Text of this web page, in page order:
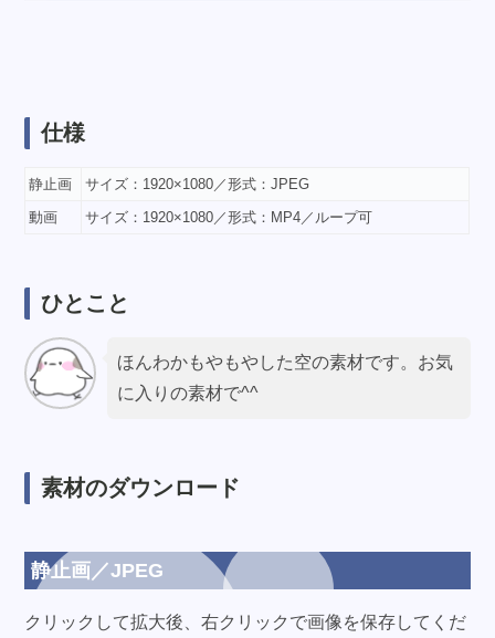
仕様
静止画
サイズ：1920×1080／形式：JPEG
動画
サイズ：1920×1080／形式：MP4／ループ可
ひとこと
ほんわかもやもやした空の素材です。お気
に入りの素材で^^
素材のダウンロード
静止画／JPEG
クリックして拡大後、右クリックで画像を保存してくだ